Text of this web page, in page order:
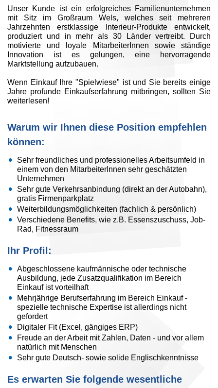
Unser Kunde ist ein erfolgreiches Familienunternehmen
mit Sitz im Großraum Wels, welches seit mehreren
Jahrzehnten erstklassige Interieur-Produkte entwickelt,
produziert und in mehr als 30 Länder vertreibt. Durch
motivierte und loyale MitarbeiterInnen sowie ständige
Innovation ist es gelungen, eine hervorragende
Marktstellung aufzubauen.
Wenn Einkauf Ihre "Spielwiese" ist und Sie bereits einige
Jahre profunde Einkaufserfahrung mitbringen, sollten Sie
weiterlesen!
Warum wir Ihnen diese Position empfehlen
können:
Sehr freundliches und professionelles Arbeitsumfeld in
einem von den MitarbeiterInnen sehr geschätzten
Unternehmen
Sehr gute Verkehrsanbindung (direkt an der Autobahn),
gratis Firmenparkplatz
Weiterbildungsmöglichkeiten (fachlich & persönlich)
Verschiedene Benefits, wie z.B. Essenszuschuss, Job-
Rad, Fitnessraum
Ihr Profil:
Abgeschlossene kaufmännische oder technische
Ausbildung, jede Zusatzqualifikation im Bereich
Einkauf ist vorteilhaft
Mehrjährige Berufserfahrung im Bereich Einkauf -
spezielle technische Expertise ist allerdings nicht
gefordert
Digitaler Fit (Excel, gängiges ERP)
Freude an der Arbeit mit Zahlen, Daten - und vor allem
natürlich mit Menschen
Sehr gute Deutsch- sowie solide Englischkenntnisse
Es erwarten Sie folgende wesentliche